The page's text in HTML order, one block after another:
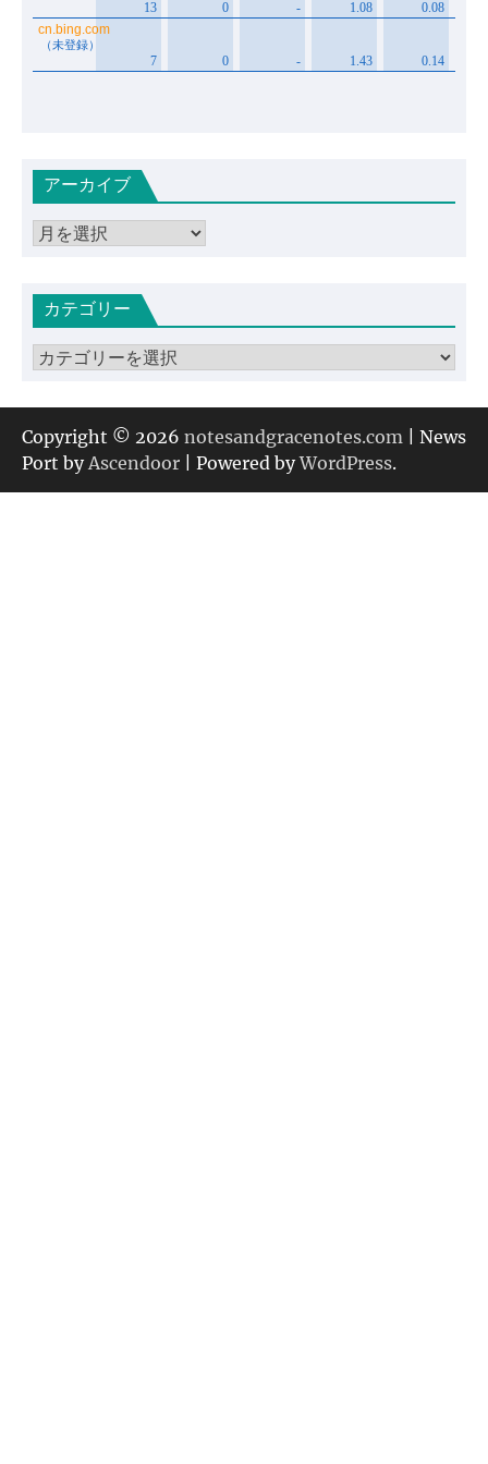
アーカイブ
ア
イカテゴリー
カ
ゴ
リ
ー
Copyright © 2026 notesandgracenotes.com | News
Port by Ascendoor | Powered byWordPress.